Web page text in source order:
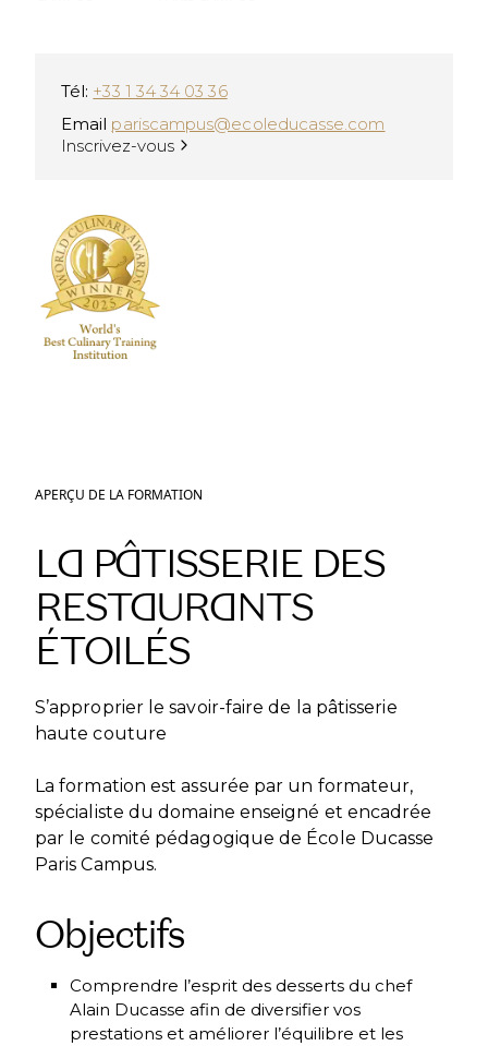
Tél: +33 1 34 34 03 36
Email pariscampus@ecoleducasse.com
Inscrivez-vous
APERÇU DE LA FORMATION
LA PÂTISSERIE DES
RESTAURANTS
ÉTOILÉS
S’approprier le savoir-faire de la pâtisserie
haute couture
La formation est assurée par un formateur,
spécialiste du domaine enseigné et encadrée
par le comité pédagogique de École Ducasse
Paris Campus.
Objectifs
Comprendre l’esprit des desserts du chef
Alain Ducasse afin de diversifier vos
prestations et améliorer l’équilibre et les